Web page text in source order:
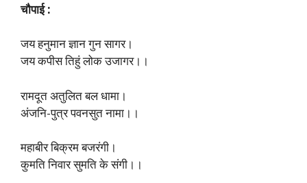
चौपाई :
जय हनुमान ज्ञान गुन सागर।
जय कपीस तिहुं लोक उजागर।।
रामदूत अतुलित बल धामा।
अंजनि-पुत्र पवनसुत नामा।।
महाबीर बिक्रम बजरंगी।
कुमति निवार सुमति के संगी।।